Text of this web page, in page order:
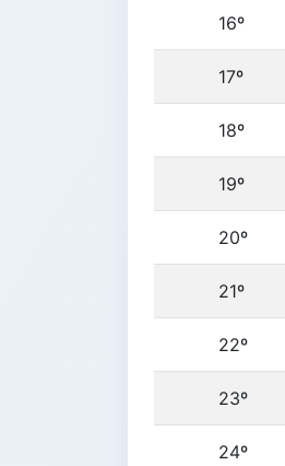
16º
17º
18º
19º
20º
21º
22º
23º
24º